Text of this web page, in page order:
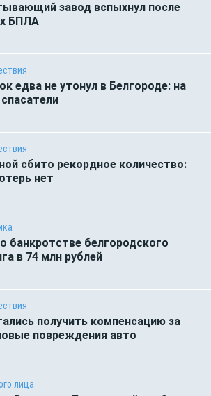
завод вспыхнул после
БПЛА
едва не утонул в Белгороде: на
сбито рекордное количество:
нет
банкротстве белгородского
в 74 млн рублей
получить компенсацию за
повреждения авто
лица